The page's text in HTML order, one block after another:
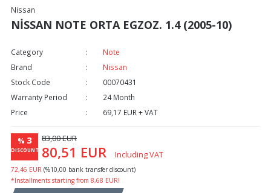
Nissan
NİSSAN NOTE ORTA EGZOZ. 1.4 (2005-10)
Category
Note
Brand
Nissan
Stock Code
00070431
Warranty Period
24 Month
Price
69,17 EUR + VAT
% 3
DISCOUNT
83,00 EUR
80,51 EUR Including VAT
72,46 EUR (%10,00 bank transfer discount)
*Installments starting from 8,68 EUR!